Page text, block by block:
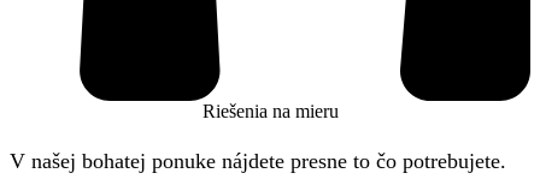
Riešenia na mieru
V našej bohatej ponuke nájdete presne to čo potrebujete.